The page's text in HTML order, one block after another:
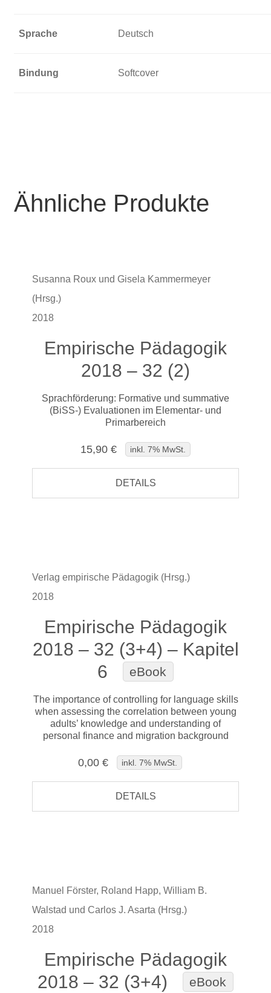
Sprache Deutsch
Bindung Softcover
Ähnliche Produkte
Susanna Roux und Gisela Kammermeyer
(Hrsg.)
2018
Empirische Pädagogik
2018 – 32 (2)
Sprachförderung: Formative und summative
(BiSS-) Evaluationen im Elementar- und
Primarbereich
15,90 € inkl. 7% MwSt.
DETAILS
Verlag empirische Pädagogik (Hrsg.)
2018
Empirische Pädagogik
2018 – 32 (3+4) – Kapitel
6
eBook
The importance of controlling for language skills
when assessing the correlation between young
adults’ knowledge and understanding of
personal finance and migration background
0,00 € inkl. 7% MwSt.
DETAILS
Manuel Förster, Roland Happ, William B.
Walstad und Carlos J. Asarta (Hrsg.)
2018
Empirische Pädagogik
2018 – 32 (3+4)
eBook